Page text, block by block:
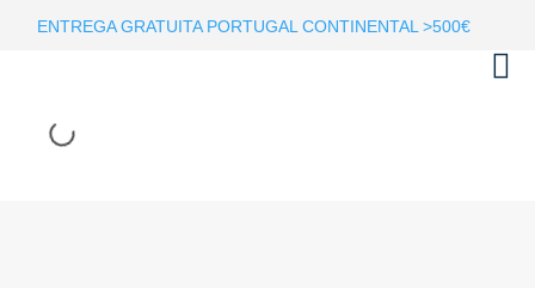
ENTREGA GRATUITA PORTUGAL CONTINENTAL >500€